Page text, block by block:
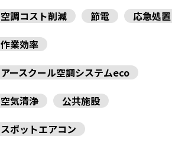
空調コスト削減
節電
応急処置
作業効率
アースクール空調システムeco
空気清浄
公共施設
スポットエアコン